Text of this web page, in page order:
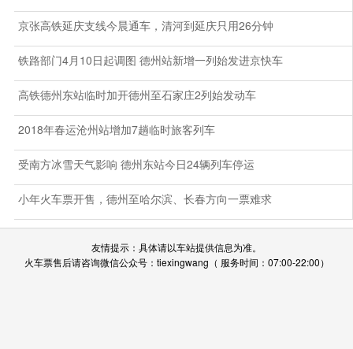
京张高铁延庆支线今晨通车，清河到延庆只用26分钟
铁路部门4月10日起调图 德州站新增一列始发进京快车
高铁德州东站临时加开德州至石家庄2列始发动车
2018年春运沧州站增加7趟临时旅客列车
受南方冰雪天气影响 德州东站今日24辆列车停运
小年火车票开售，德州至哈尔滨、长春方向一票难求
友情提示：具体请以车站提供信息为准。
火车票售后请咨询微信公众号：tiexingwang（ 服务时间：07:00-22:00）